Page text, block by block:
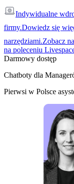
Indywidualne
firmy.Dowiedz się
narzędziami.Zobacz
na poleceniu
Darmowy dostęp
Chatboty dla
Pierwsi w Polsce